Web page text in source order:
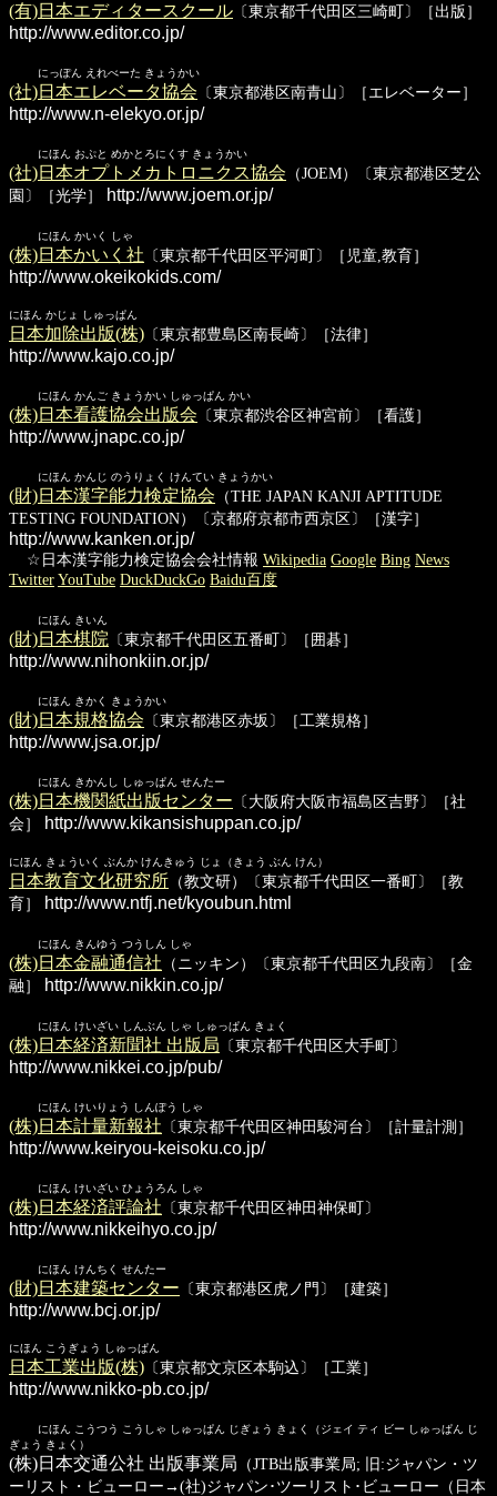
(有)日本エディタースクール 〔東京都千代田区三崎町〕［出版］
http://www.editor.co.jp/
にっぽん えれべーた きょうかい
(社)日本エレベータ協会 〔東京都港区南青山〕［エレベーター］
http://www.n-elekyo.or.jp/
にほん おぷと めかとろにくす きょうかい
(社)日本オプトメカトロニクス協会 （JOEM）〔東京都港区芝公
園〕［光学］
http://www.joem.or.jp/
にほん かいく しゃ
(株)日本かいく社 〔東京都千代田区平河町〕［児童,教育］
http://www.okeikokids.com/
にほん かじょ しゅっぱん
日本加除出版(株) 〔東京都豊島区南長崎〕［法律］
http://www.kajo.co.jp/
にほん かんご きょうかい しゅっぱん かい
(株)日本看護協会出版会 〔東京都渋谷区神宮前〕［看護］
http://www.jnapc.co.jp/
にほん かんじ のうりょく けんてい きょうかい
(財)日本漢字能力検定協会 （THE JAPAN KANJI APTITUDE
TESTING FOUNDATION）〔京都府京都市西京区〕［漢字］
http://www.kanken.or.jp/
☆日本漢字能力検定協会会社情報 Wikipedia Google Bing News
Twitter YouTube DuckDuckGo Baidu百度
にほん きいん
(財)日本棋院 〔東京都千代田区五番町〕［囲碁］
http://www.nihonkiin.or.jp/
にほん きかく きょうかい
(財)日本規格協会 〔東京都港区赤坂〕［工業規格］
http://www.jsa.or.jp/
にほん きかんし しゅっぱん せんたー
(株)日本機関紙出版センター 〔大阪府大阪市福島区吉野〕［社
会］
http://www.kikansishuppan.co.jp/
にほん きょういく ぶんか けんきゅう じょ（きょう ぶん けん）
日本教育文化研究所 （教文研）〔東京都千代田区一番町〕［教
育］
http://www.ntfj.net/kyoubun.html
にほん きんゆう つうしん しゃ
(株)日本金融通信社 （ニッキン）〔東京都千代田区九段南〕［金
融］
http://www.nikkin.co.jp/
にほん けいざい しんぶん しゃ しゅっぱん きょく
(株)日本経済新聞社 出版局 〔東京都千代田区大手町〕
http://www.nikkei.co.jp/pub/
にほん けいりょう しんぽう しゃ
(株)日本計量新報社 〔東京都千代田区神田駿河台〕［計量計測］
http://www.keiryou-keisoku.co.jp/
にほん けいざい ひょうろん しゃ
(株)日本経済評論社 〔東京都千代田区神田神保町〕
http://www.nikkeihyo.co.jp/
にほん けんちく せんたー
(財)日本建築センター 〔東京都港区虎ノ門〕［建築］
http://www.bcj.or.jp/
にほん こうぎょう しゅっぱん
日本工業出版(株) 〔東京都文京区本駒込〕［工業］
http://www.nikko-pb.co.jp/
にほん こうつう こうしゃ しゅっぱん じぎょう きょく（ジェイ ティ ビー しゅっぱん じ
ぎょう きょく）
(株)日本交通公社 出版事業局 （JTB出版事業局; 旧:ジャパン・ツ
ーリスト・ビューロー→(社)ジャパン･ツーリスト･ビューロー（日本